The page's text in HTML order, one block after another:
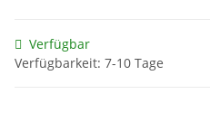
Verfügbar
Verfügbarkeit: 7-10 Tage